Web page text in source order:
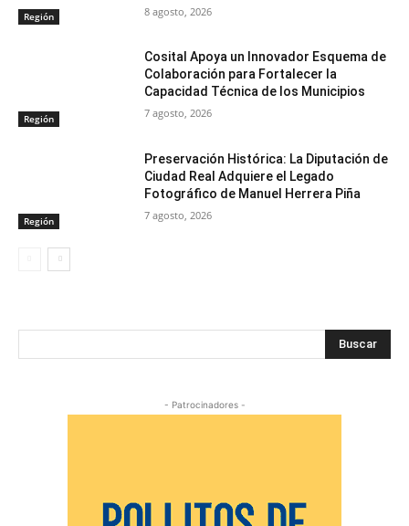
Región 8 agosto, 2026
Región
Cosital Apoya un Innovador Esquema de
Colaboración para Fortalecer la
Capacidad Técnica de los Municipios
7 agosto, 2026
Región
Preservación Histórica: La Diputación de
Ciudad Real Adquiere el Legado
Fotográfico de Manuel Herrera Piña
7 agosto, 2026
Buscar
- Patrocinadores -